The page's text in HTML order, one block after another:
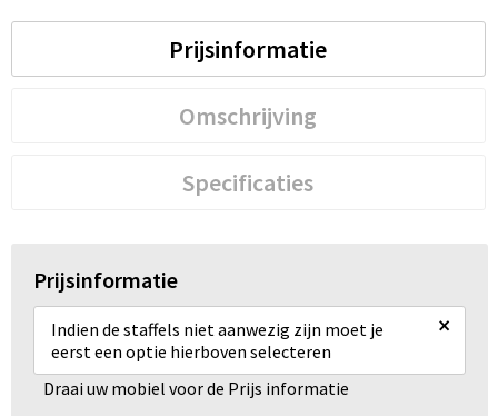
Prijsinformatie
Omschrijving
Specificaties
Prijsinformatie
Indien de staffels niet aanwezig zijn moet je
eerst een optie hierboven selecteren
×
Draai uw mobiel voor de Prijs informatie